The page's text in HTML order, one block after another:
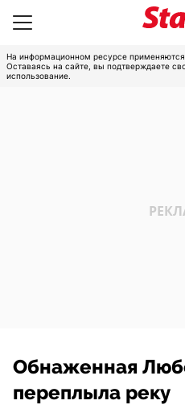
На информационном ресурсе
Оставаясь на сайте, вы подтверждаете
использование.
Обнаженная
переплыла реку